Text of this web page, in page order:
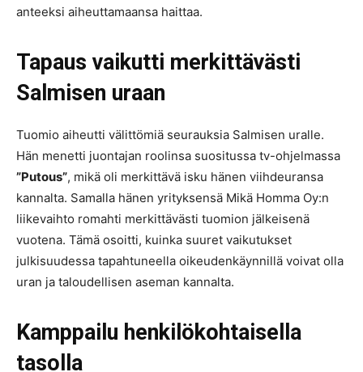
anteeksi aiheuttamaansa haittaa.
Tapaus vaikutti merkittävästi
Salmisen uraan
Tuomio aiheutti välittömiä seurauksia Salmisen uralle.
Hän menetti juontajan roolinsa suositussa tv-ohjelmassa
”Putous”, mikä oli merkittävä isku hänen viihdeuransa
kannalta. Samalla hänen yrityksensä Mikä Homma Oy:n
liikevaihto romahti merkittävästi tuomion jälkeisenä
vuotena. Tämä osoitti, kuinka suuret vaikutukset
julkisuudessa tapahtuneella oikeudenkäynnillä voivat olla
uran ja taloudellisen aseman kannalta.
Kamppailu henkilökohtaisella
tasolla